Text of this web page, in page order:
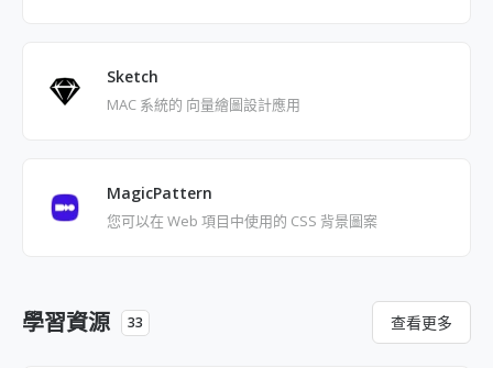
Sketch
MAC 系統的 向量繪圖設計應用
MagicPattern
您可以在 Web 項目中使用的 CSS 背景圖案
學習資源 33 查看更多